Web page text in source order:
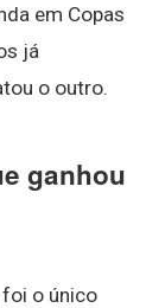
em Copas
já
o outro.
ganhou
foi o único